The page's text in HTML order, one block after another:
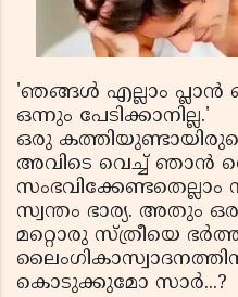
'ഞങ്ങള്‍ എല്ലാം
ഒന്നും പേടിക്കാനില്ല.'
ഒരു
അവിടെ വെച്ച് ഞാന്‍
സംഭവിക്കേണ്ടതെല്ലാം
സ്വന്തം ഭാര്യ. അതും
മറ്റൊരു സ്ത്രീയെ
കൊടുക്കുമോ സാര്‍...?